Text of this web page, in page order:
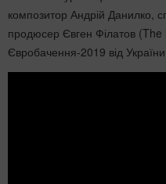
композитор Андрій Данилко,
продюсер Євген Філатов
Євробачення-2019 від